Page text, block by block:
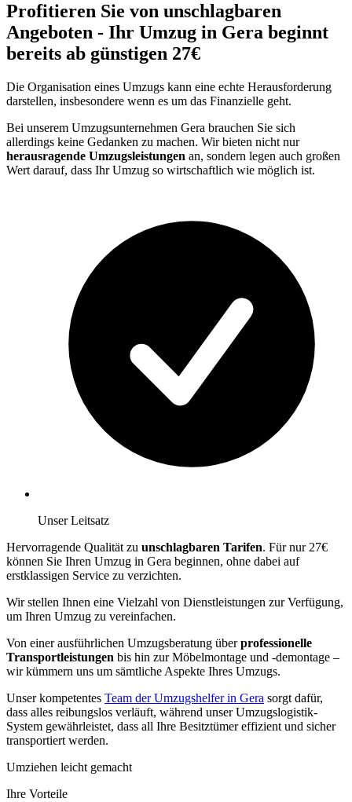
Profitieren Sie von unschlagbaren
Angeboten - Ihr Umzug in Gera beginnt
bereits ab günstigen 27€
Die Organisation eines Umzugs kann eine echte Herausforderung
darstellen, insbesondere wenn es um das Finanzielle geht.
Bei unserem Umzugsunternehmen Gera brauchen Sie sich
allerdings keine Gedanken zu machen. Wir bieten nicht nur
herausragende Umzugsleistungen an, sondern legen auch großen
Wert darauf, dass Ihr Umzug so wirtschaftlich wie möglich ist.
Unser Leitsatz
Hervorragende Qualität zu unschlagbaren Tarifen. Für nur 27€
können Sie Ihren Umzug in Gera beginnen, ohne dabei auf
erstklassigen Service zu verzichten.
Wir stellen Ihnen eine Vielzahl von Dienstleistungen zur Verfügung,
um Ihren Umzug zu vereinfachen.
Von einer ausführlichen Umzugsberatung überprofessionelle
Transportleistungen bis hin zur Möbelmontage und -demontage –
wir kümmern uns um sämtliche Aspekte Ihres Umzugs.
Unser kompetentes Team der Umzugshelfer in Gera sorgt dafür,
dass alles reibungslos verläuft, während unser Umzugslogistik-
System gewährleistet, dass all Ihre Besitztümer effizient und sicher
transportiert werden.
Umziehen leicht gemacht
Ihre Vorteile